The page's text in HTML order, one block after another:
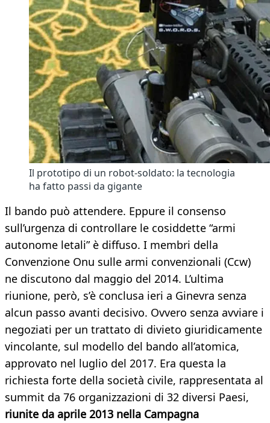
Il prototipo di un robot-soldato: la tecnologia
ha fatto passi da gigante
Il bando può attendere. Eppure il consenso
sull’urgenza di controllare le cosiddette “armi
autonome letali” è diffuso. I membri della
Convenzione Onu sulle armi convenzionali (Ccw)
ne discutono dal maggio del 2014. L’ultima
riunione, però, s’è conclusa ieri a Ginevra senza
alcun passo avanti decisivo. Ovvero senza avviare i
negoziati per un trattato di divieto giuridicamente
vincolante, sul modello del bando all’atomica,
approvato nel luglio del 2017. Era questa la
richiesta forte della società civile, rappresentata al
summit da 76 organizzazioni di 32 diversi Paesi,
riunite da aprile 2013 nella Campagna